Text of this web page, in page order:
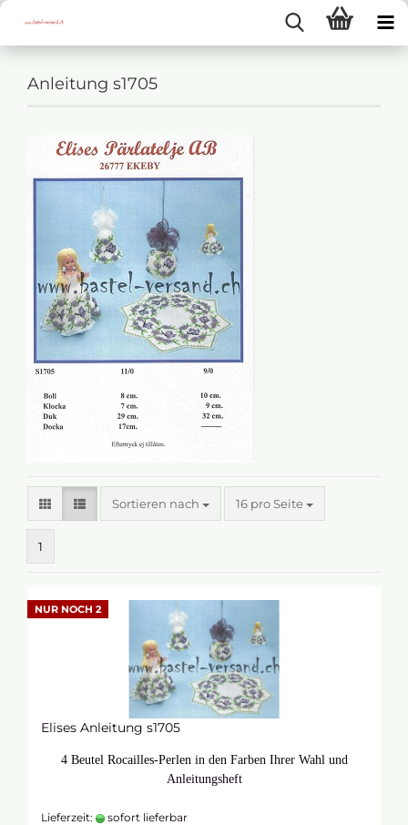
Anleitung s1705
Sortieren nach 16 pro Seite
1
NUR NOCH 2
Elises Anleitung s1705
4 Beutel Rocailles-Perlenin den Farben Ihrer Wahl und
Anleitungsheft
Lieferzeit: sofort lieferbar